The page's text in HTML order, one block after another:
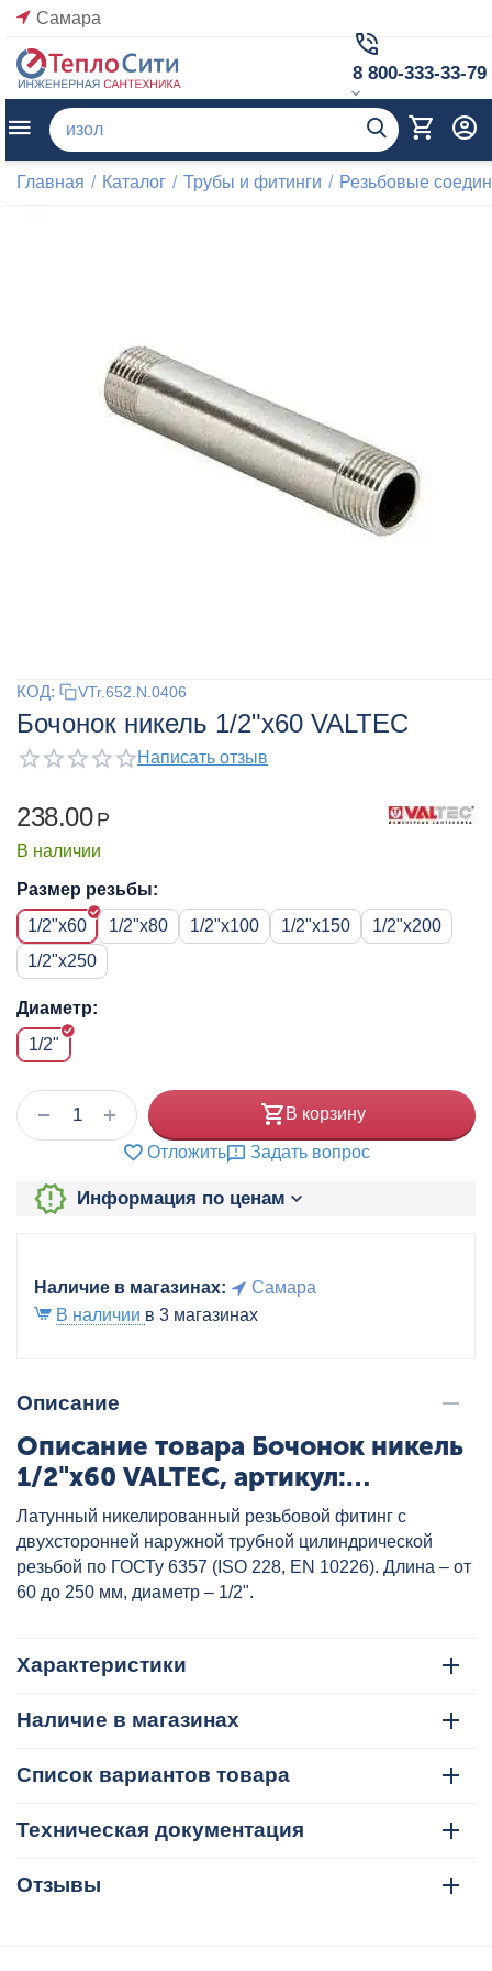
Самара
8 800-333-33-79
Главная / Каталог / Трубы и фитинги / Резьбовые
КОД: VTr.652.N.0406
Бочонок никель 1/2"x60 VALTEC
Написать отзыв
238.00 Р
В наличии
Размер резьбы:
1/2"x60
1/2"x80 1/2"x100 1/2"x150
1/2"x200
1/2"x250
Диаметр:
1/2"
+
− В корзину
Отложить Задать вопрос
Информация по ценам
Наличие в магазинах:
Самара
В наличии в 3 магазинах
Описание
Описание товара Бочонок никель
1/2"x60 VALTEC, артикул:
VTr.652.N.0406
Латунный никелированный резьбовой фитинг с
двухсторонней наружной трубной цилиндрической
резьбой по ГОСТу 6357 (ISO 228, EN 10226). Длина – от
60 до 250 мм, диаметр – 1/2".
Характеристики
Наличие в магазинах
Список вариантов товара
Техническая документация
Отзывы